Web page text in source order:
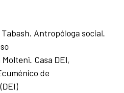
Antropóloga social.
Casa DEI,
de